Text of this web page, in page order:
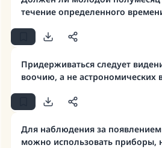
течение определенного
Придерживаться следует
воочию, а не астрономических
Для наблюдения за
можно использовать приборы,
Ответ № 110845
брак.